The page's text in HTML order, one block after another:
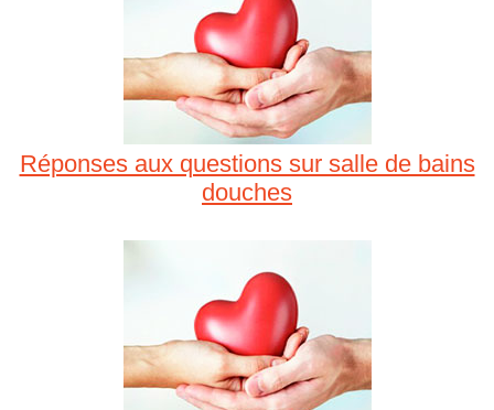
Réponses aux questions sur salle de bains
douches